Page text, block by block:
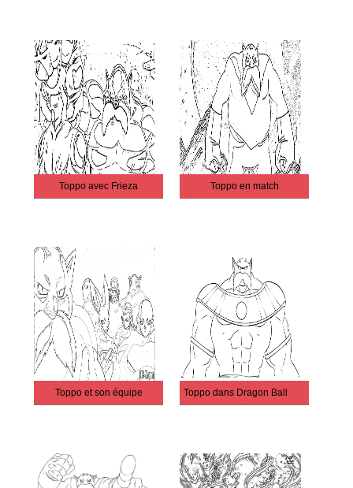
Toppo avec Frieza Toppo en match
Toppo et son équipe Toppo dans Dragon Ball Super